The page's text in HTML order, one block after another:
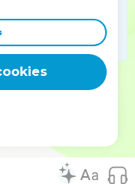
pour elles,
des brebis qui
est grande, mais il